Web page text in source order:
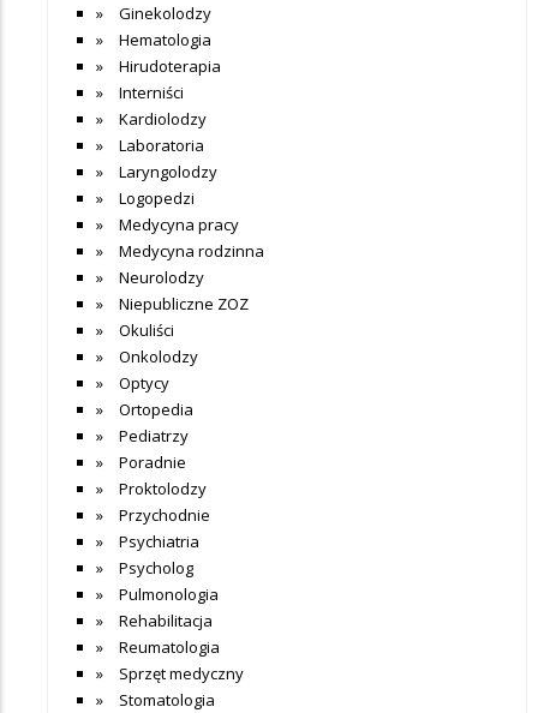
Ginekolodzy
Hematologia
Hirudoterapia
Interniści
Kardiolodzy
Laboratoria
Laryngolodzy
Logopedzi
Medycyna pracy
Medycyna rodzinna
Neurolodzy
Niepubliczne ZOZ
Okuliści
Onkolodzy
Optycy
Ortopedia
Pediatrzy
Poradnie
Proktolodzy
Przychodnie
Psychiatria
Psycholog
Pulmonologia
Rehabilitacja
Reumatologia
Sprzęt medyczny
Stomatologia